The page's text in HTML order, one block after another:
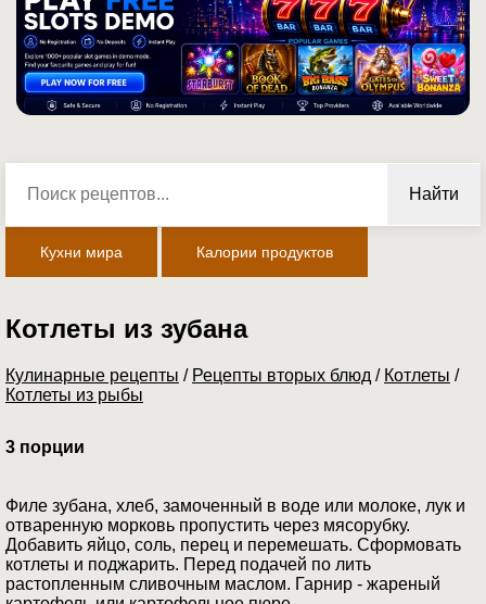
Найти
Кухни мира Калории продуктов
Котлеты из зубана
Кулинарные рецепты / Рецепты вторых блюд / Котлеты /
Котлеты из рыбы
3 порции
Филе зубана, хлеб, замоченный в воде или молоке, лук и
отваренную морковь пропустить через мясорубку.
Добавить яйцо, соль, перец и перемешать. Сформовать
котлеты и поджарить. Перед подачей по лить
растопленным сливочным маслом. Гарнир - жареный